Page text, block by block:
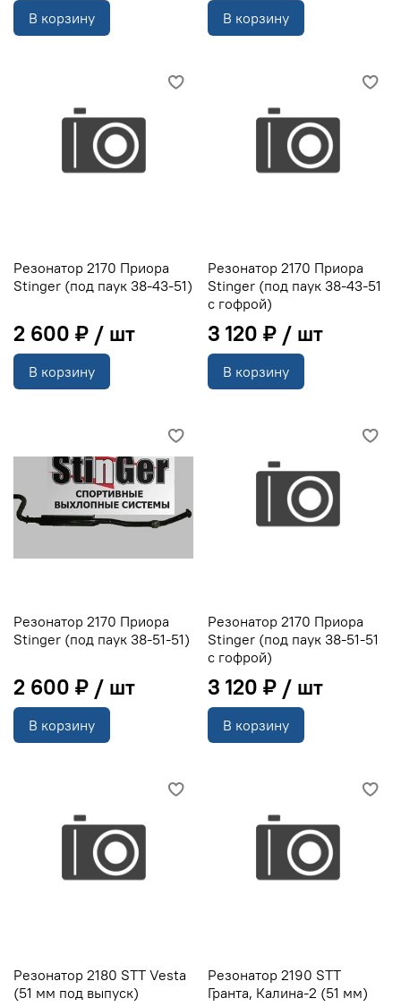
В корзину В корзину
Резонатор 2170 Приора
Stinger (под паук 38-43-51)
2 600 ₽
В корзину
Резонатор 2170 Приора
Stinger (под паук 38-43-51
с гофрой)
3 120 ₽
В корзину
Резонатор 2170 Приора
Stinger (под паук 38-51-51)
2 600 ₽
В корзину
Резонатор 2170 Приора
Stinger (под паук 38-51-51
с гофрой)
3 120 ₽
В корзину
Резонатор 2180 STT Vesta
(51 мм под выпуск)
Резонатор 2190 STT
Гранта, Калина-2 (51 мм)